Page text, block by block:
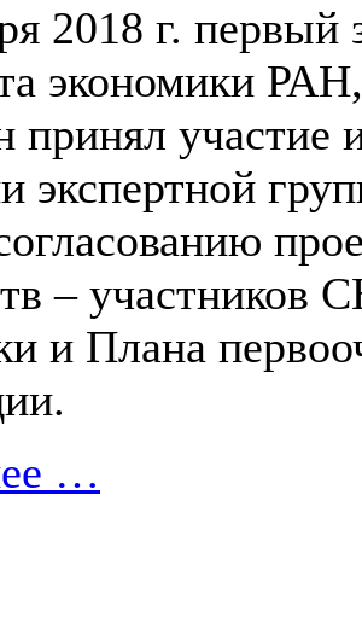
2018 г. первый
экономики
принял участие
экспертной
– участников
и Плана
…